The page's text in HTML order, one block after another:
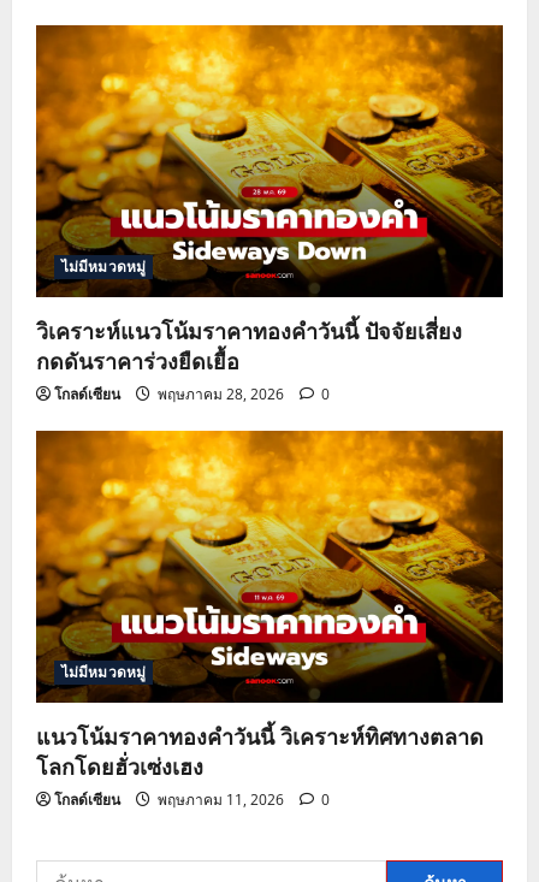
ไม่มีหมวดหมู่
วิเคราะห์แนวโน้มราคาทองคำวันนี้ ปัจจัยเสี่ยง
กดดันราคาร่วงยืดเยื้อ
โกลด์เซียน พฤษภาคม 28, 2026 0
ไม่มีหมวดหมู่
แนวโน้มราคาทองคำวันนี้ วิเคราะห์ทิศทางตลาด
โลกโดยฮั่วเซ่งเฮง
โกลด์เซียน พฤษภาคม 11, 2026 0
ค้นหา